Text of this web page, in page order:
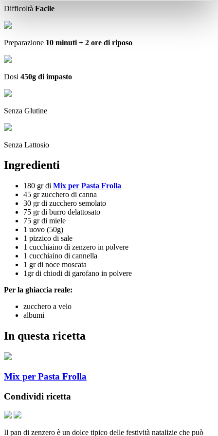
Difficoltà Facile
Preparazione 10 minuti + 2 ore di riposo
Dosi 450g di impasto
Senza Glutine
Senza Lattosio
Ingredienti
180 gr di Mix per Pasta Frolla
45 gr zucchero di canna
30 gr di zucchero semolato
75 gr di burro delattosato
75 gr di miele
1 uovo (50g)
1 pizzico di sale
1 cucchiaino di zenzero in polvere
1 cucchiaino di cannella
1 gr di noce moscata
1gr di chiodi di garofano in polvere
Per la ghiaccia reale:
zucchero a velo
albumi
In questa ricetta
Mix per Pasta Frolla
Condividi ricetta
Il pan di zenzero è un dolce tipico delle festività natalizie che può